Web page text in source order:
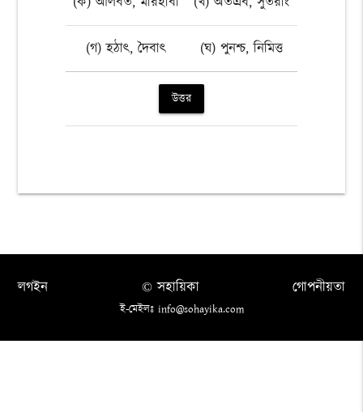
(গ) হঠাৎ, দৈবাৎ (ঘ) পুনশ্চ, নিমিত্ত
উত্তর
লগইন গোপনীয়তা
© সহায়িকা
ই-মেইলঃ info@sohayika.com